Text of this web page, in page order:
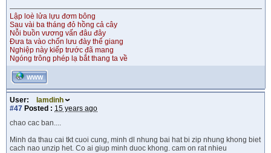
Lập loè lửa lựu đơm bông
Sau vài ba tháng đỏ hồng cả cây
Nỗi buồn vương vấn đâu đây
Đưa ta vào chốn lưu đày thế giang
Nghiệp này kiếp trước đã mang
Ngóng trông phép lạ bắt thang ta về
WWW
User:
lamdinh
#47 Posted : 15 years ago
chao cac ban....
Minh da thau cai tkt cuoi cung, minh dl nhung bai hat bi zip nhung khong biet
cach nao unzip het. Co ai giup minh duoc khong. cam on rat nhieu